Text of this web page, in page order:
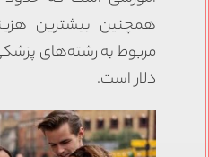
همچنین بیشترین
دلار است.